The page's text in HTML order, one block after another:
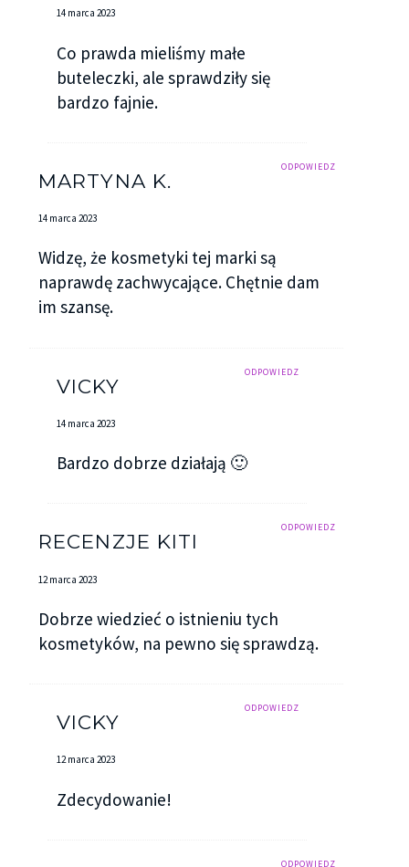
14 marca 2023
Co prawda mieliśmy małe
buteleczki, ale sprawdziły się
bardzo fajnie.
ODPOWIEDZ
MARTYNA K.
14 marca 2023
Widzę, że kosmetyki tej marki są
naprawdę zachwycające. Chętnie dam
im szansę.
ODPOWIEDZ
VICKY
14 marca 2023
Bardzo dobrze działają 🙂
ODPOWIEDZ
RECENZJE KITI
12 marca 2023
Dobrze wiedzieć o istnieniu tych
kosmetyków, na pewno się sprawdzą.
ODPOWIEDZ
VICKY
12 marca 2023
Zdecydowanie!
ODPOWIEDZ